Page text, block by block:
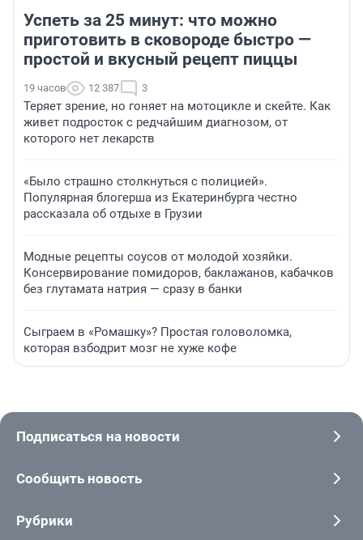
Успеть за 25 минут: что можно
приготовить в сковороде быстро —
простой и вкусный рецепт пиццы
19 часов 12 387 3
Теряет зрение, но гоняет на мотоцикле и скейте. Как
живет подросток с редчайшим диагнозом, от
которого нет лекарств
«Было страшно столкнуться с полицией».
Популярная блогерша из Екатеринбурга честно
рассказала об отдыхе в Грузии
Модные рецепты соусов от молодой хозяйки.
Консервирование помидоров, баклажанов, кабачков
без глутамата натрия — сразу в банки
Сыграем в «Ромашку»? Простая головоломка,
которая взбодрит мозг не хуже кофе
Подписаться на новости
Сообщить новость
Рубрики